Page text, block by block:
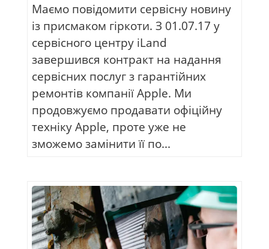
Маємо повідомити сервісну новину
із присмаком гіркоти. З 01.07.17 у
сервісного центру iLand
завершився контракт на надання
сервісних послуг з гарантійних
ремонтів компанії Apple. Ми
продовжуємо продавати офіційну
техніку Apple, проте уже не
зможемо замінити її по...